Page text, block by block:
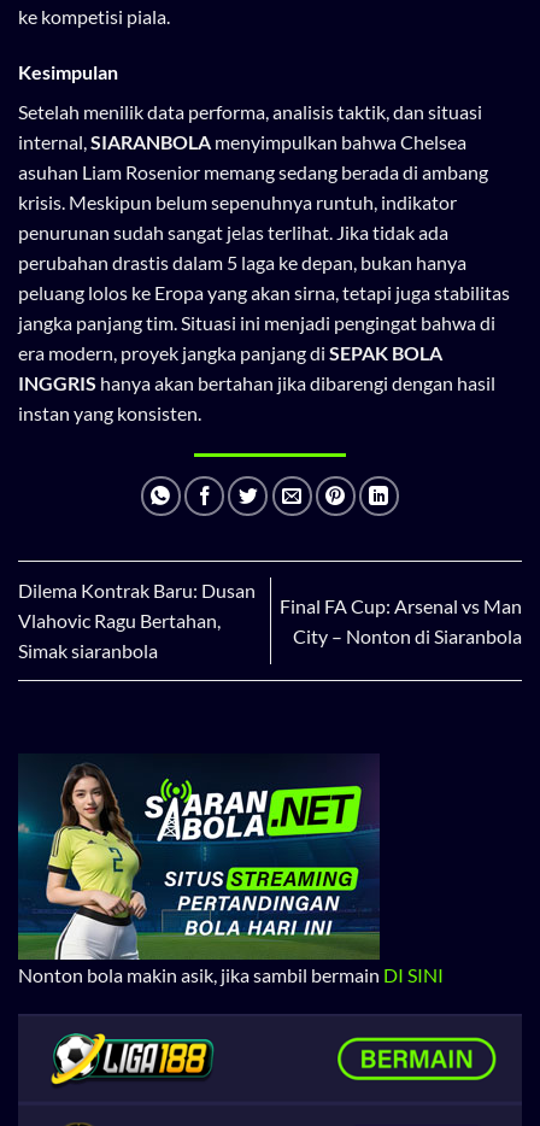
ke kompetisi piala.
Kesimpulan
Setelah menilik data performa, analisis taktik, dan situasi
internal,SIARANBOLA menyimpulkan bahwa Chelsea
asuhan Liam Rosenior memang sedang berada di ambang
krisis. Meskipun belum sepenuhnya runtuh, indikator
penurunan sudah sangat jelas terlihat. Jika tidak ada
perubahan drastis dalam 5 laga ke depan, bukan hanya
peluang lolos ke Eropa yang akan sirna, tetapi juga stabilitas
jangka panjang tim. Situasi ini menjadi pengingat bahwa di
era modern, proyek jangka panjang di SEPAK BOLA
INGGRIS hanya akan bertahan jika dibarengi dengan hasil
instan yang konsisten.
Dilema Kontrak Baru: Dusan
Vlahovic Ragu Bertahan,
Simak siaranbola
Final FA Cup: Arsenal vs Man
City – Nonton di Siaranbola
Nonton bola makin asik, jika sambil bermain DI SINI